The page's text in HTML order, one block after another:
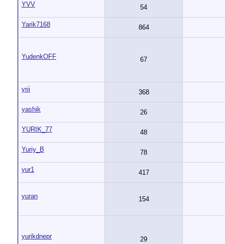
YVV 54
Yarik7168 864
YudenkOFF 67
yrii 368
yashik 26
YURIK_77 48
Yuriy_B 78
yur1 417
yuran 154
yurikdnepr 29